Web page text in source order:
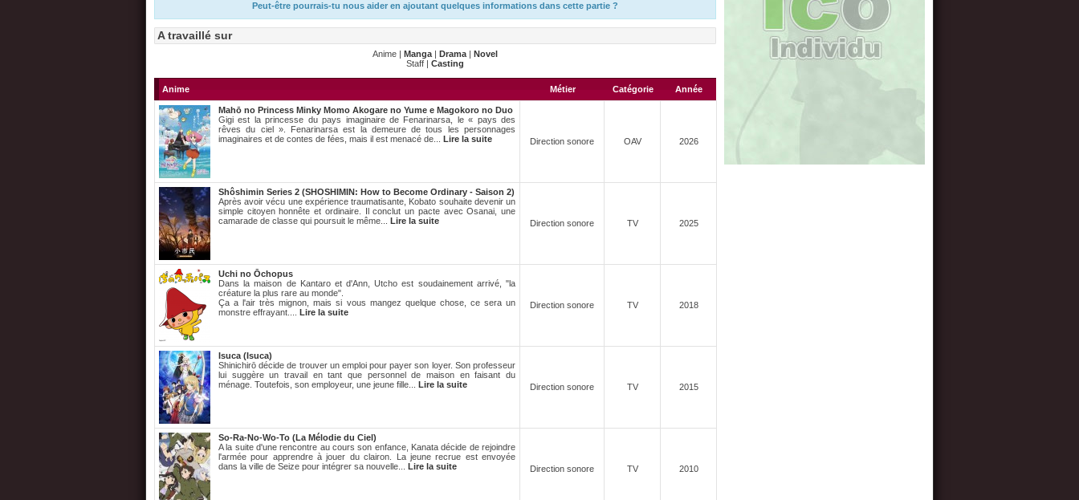
Peut-être pourrais-tu nous aider en ajoutant quelques informations dans cette partie ?
A travaillé sur
Anime | Manga | Drama | Novel
Staff | Casting
Anime Métier Catégorie Année
Mahō no Princess Minky Momo Akogare no Yume e Magokoro no Duo
Gigi est la princesse du pays imaginaire de Fenarinarsa, le « pays des
rêves du ciel ». Fenarinarsa est la demeure de tous les personnages
imaginaires et de contes de fées, mais il est menacé de... Lire la suite Direction sonore OAV 2026
Shôshimin Series 2 (SHOSHIMIN: How to Become Ordinary - Saison 2)
Après avoir vécu une expérience traumatisante, Kobato souhaite devenir un
simple citoyen honnête et ordinaire. Il conclut un pacte avec Osanai, une
camarade de classe qui poursuit le même... Lire la suite Direction sonore TV 2025
Uchi no Ōchopus
Dans la maison de Kantaro et d'Ann, Utcho est soudainement arrivé, "la
créature la plus rare au monde".
Ça a l'air très mignon, mais si vous mangez quelque chose, ce sera un
monstre effrayant.... Lire la suite
Direction sonore TV 2018
Isuca (Isuca)
Shinichirō décide de trouver un emploi pour payer son loyer. Son professeur
lui suggère un travail en tant que personnel de maison en faisant du
ménage. Toutefois, son employeur, une jeune fille... Lire la suite Direction sonore TV 2015
So-Ra-No-Wo-To (La Mélodie du Ciel)
A la suite d'une rencontre au cours son enfance, Kanata décide de rejoindre
l'armée pour apprendre à jouer du clairon. La jeune recrue est envoyée
dans la ville de Seize pour intégrer sa nouvelle... Lire la suite Direction sonore TV 2010